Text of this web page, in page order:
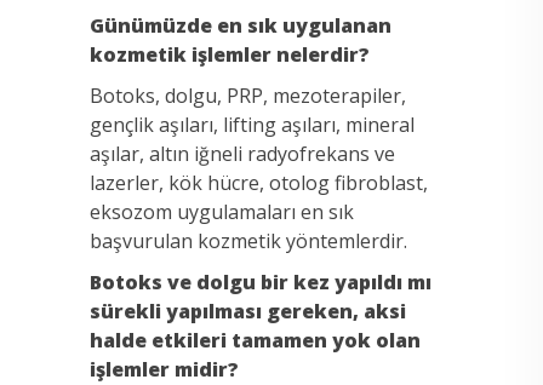
Günümüzde en sık uygulanan
kozmetik işlemler nelerdir?
Botoks, dolgu, PRP, mezoterapiler,
gençlik aşıları, lifting aşıları, mineral
aşılar, altın iğneli radyofrekans ve
lazerler, kök hücre, otolog fibroblast,
eksozom uygulamaları en sık
başvurulan kozmetik yöntemlerdir.
Botoks ve dolgu bir kez yapıldı mı
sürekli yapılması gereken, aksi
halde etkileri tamamen yok olan
işlemler midir?